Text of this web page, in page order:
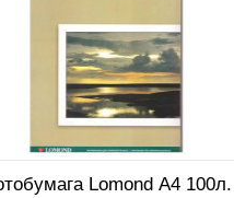
Lomond А4 100л.